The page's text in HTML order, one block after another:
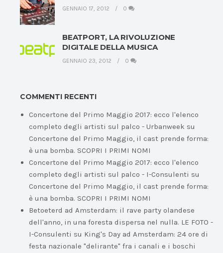
GENNAIO 17, 2012 0
BEATPORT, LA RIVOLUZIONE
DIGITALE DELLA MUSICA
GENNAIO 23, 2012 0
COMMENTI RECENTI
Concertone del Primo Maggio 2017: ecco l'elenco
completo degli artisti sul palco - Urbanweek su
Concertone del Primo Maggio, il cast prende forma:
è una bomba. SCOPRI I PRIMI NOMI
Concertone del Primo Maggio 2017: ecco l'elenco
completo degli artisti sul palco - I-Consulenti su
Concertone del Primo Maggio, il cast prende forma:
è una bomba. SCOPRI I PRIMI NOMI
Betoeterd ad Amsterdam: il rave party olandese
dell'anno, in una foresta dispersa nel nulla. LE FOTO -
I-Consulenti su King's Day ad Amsterdam: 24 ore di
festa nazionale "delirante" fra i canali e i boschi